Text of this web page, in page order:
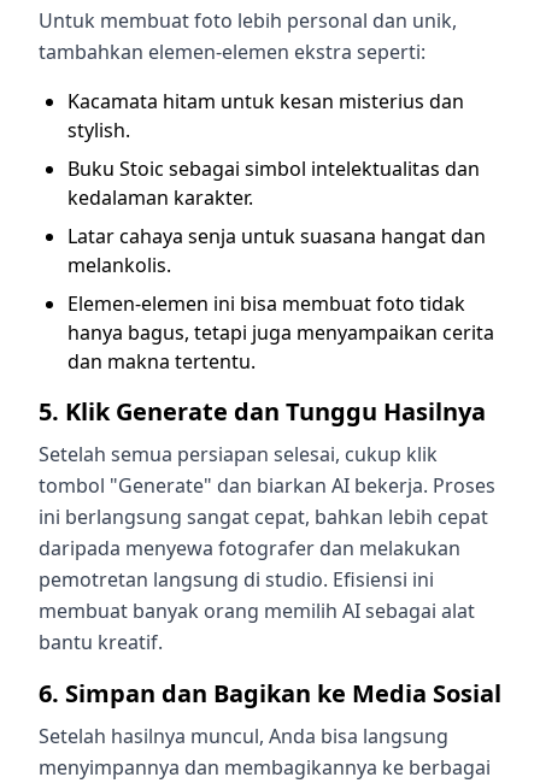
Untuk membuat foto lebih personal dan unik,
tambahkan elemen-elemen ekstra seperti:
Kacamata hitam untuk kesan misterius dan
stylish.
Buku Stoic sebagai simbol intelektualitas dan
kedalaman karakter.
Latar cahaya senja untuk suasana hangat dan
melankolis.
Elemen-elemen ini bisa membuat foto tidak
hanya bagus, tetapi juga menyampaikan cerita
dan makna tertentu.
5. Klik Generate dan Tunggu Hasilnya
Setelah semua persiapan selesai, cukup klik
tombol "Generate" dan biarkan AI bekerja. Proses
ini berlangsung sangat cepat, bahkan lebih cepat
daripada menyewa fotografer dan melakukan
pemotretan langsung di studio. Efisiensi ini
membuat banyak orang memilih AI sebagai alat
bantu kreatif.
6. Simpan dan Bagikan ke Media Sosial
Setelah hasilnya muncul, Anda bisa langsung
menyimpannya dan membagikannya ke berbagai